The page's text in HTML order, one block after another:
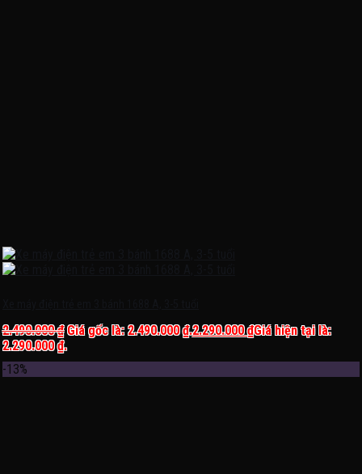
2.490.000₫ Giá gốc là: 2.490.000 ₫.2.290.000₫Giá hiện tại là:
2.290.000 ₫.
-13%